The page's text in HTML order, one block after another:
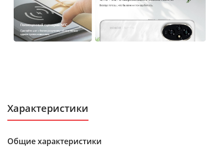
Характеристики
Общие характеристики